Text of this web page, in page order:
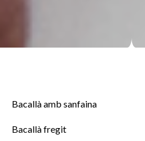
Bacallà amb sanfaina
Bacallà fregit